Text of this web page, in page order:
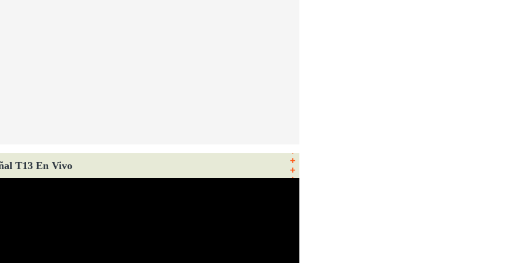
T13 En Vivo